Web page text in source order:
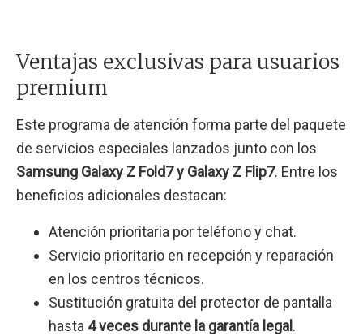
Ventajas exclusivas para usuarios
premium
Este programa de atención forma parte del paquete
de servicios especiales lanzados junto con los
Samsung Galaxy Z Fold7 y Galaxy Z Flip7. Entre los
beneficios adicionales destacan:
Atención prioritaria por teléfono y chat.
Servicio prioritario en recepción y reparación
en los centros técnicos.
Sustitución gratuita del protector de pantalla
hasta 4 veces durante la garantía legal .